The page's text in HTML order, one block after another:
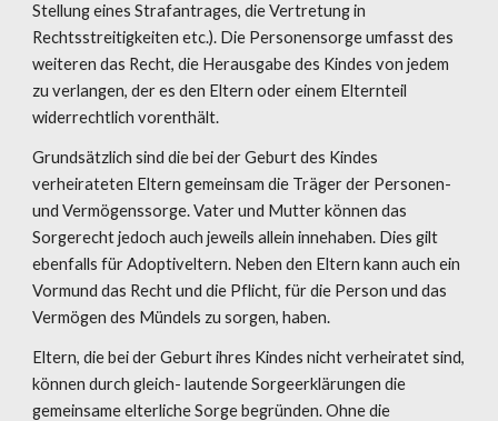
Stellung eines Strafantrages, die Vertretung in
Rechtsstreitigkeiten etc.). Die Personensorge umfasst des
weiteren das Recht, die Herausgabe des Kindes von jedem
zu verlangen, der es den Eltern oder einem Elternteil
widerrechtlich vorenthält.
Grundsätzlich sind die bei der Geburt des Kindes
verheirateten Eltern gemeinsam die Träger der Personen-
und Vermögenssorge. Vater und Mutter können das
Sorgerecht jedoch auch jeweils allein innehaben. Dies gilt
ebenfalls für Adoptiveltern. Neben den Eltern kann auch ein
Vormund das Recht und die Pflicht, für die Person und das
Vermögen des Mündels zu sorgen, haben.
Eltern, die bei der Geburt ihres Kindes nicht verheiratet sind,
können durch gleich- lautende Sorgeerklärungen die
gemeinsame elterliche Sorge begründen. Ohne die